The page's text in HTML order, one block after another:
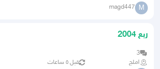
M
magd447
ربع 2004
3
املج
قبل ٥ ساعات